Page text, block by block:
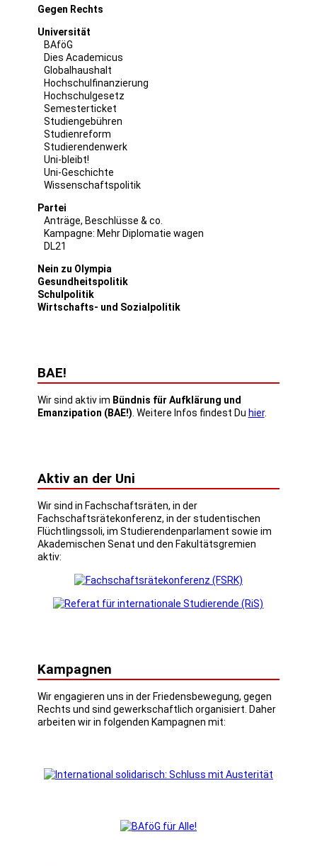
Gegen Rechts
Universität
BAföG
Dies Academicus
Globalhaushalt
Hochschulfinanzierung
Hochschulgesetz
Semesterticket
Studiengebühren
Studienreform
Studierendenwerk
Uni-bleibt!
Uni-Geschichte
Wissenschaftspolitik
Partei
Anträge, Beschlüsse & co.
Kampagne: Mehr Diplomatie wagen
DL21
Nein zu Olympia
Gesundheitspolitik
Schulpolitik
Wirtschafts- und Sozialpolitik
BAE!
Wir sind aktiv im Bündnis für Aufklärung und
Emanzipation (BAE!) . Weitere Infos findest Du hier.
Aktiv an der Uni
Wir sind in Fachschaftsräten, in der
Fachschaftsrätekonferenz, in der studentischen
Flüchtlingssoli, im Studierendenparlament sowie im
Akademischen Senat und den Fakultätsgremien
aktiv:
Kampagnen
Wir engagieren uns in der Friedensbewegung, gegen
Rechts und sind gewerkschaftlich organisiert. Daher
arbeiten wir in folgenden Kampagnen mit: